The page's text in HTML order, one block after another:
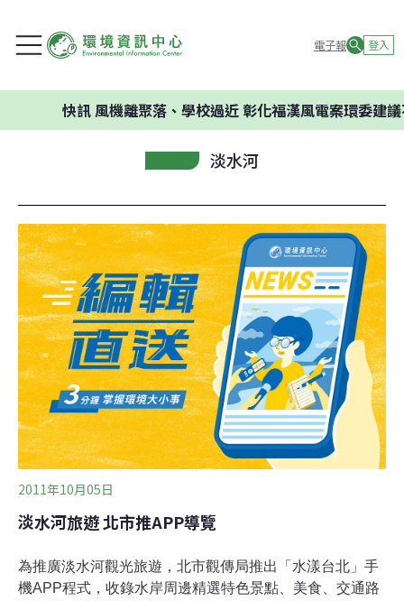
電子報 登入
風機離聚落、學校過近 彰化福漢風電案環委建議不應開發
淡水河
2011年10月05日
淡水河旅遊 北市推APP導覽
為推廣淡水河觀光旅遊，北市觀傳局推出「水漾台北」手
機APP程式，收錄水岸周邊精選特色景點、美食、交通路